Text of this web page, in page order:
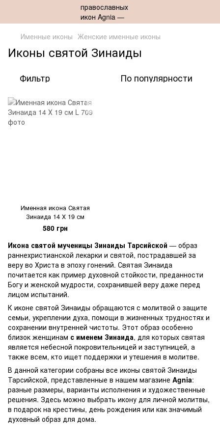
Именные иконы Женские именные иконы
Иконы святой Зинаиды
Фильтр По популярности
Именная икона Святая
Зинаида 14 Х 19 см
580 грн
Икона святой мученицы Зинаиды Тарсийской — образ
раннехристианской лекарки и святой, пострадавшей за
веру во Христа в эпоху гонений. Святая Зинаида
почитается как пример духовной стойкости, преданности
Богу и женской мудрости, сохранившей веру даже перед
лицом испытаний.
К иконе святой Зинаиды обращаются с молитвой о защите
семьи, укреплении духа, помощи в жизненных трудностях и
сохранении внутренней чистоты. Этот образ особенно
близок женщинам с именем Зинаида, для которых святая
является небесной покровительницей и заступницей, а
также всем, кто ищет поддержки и утешения в молитве.
В данной категории собраны все иконы святой Зинаиды
Тарсийской, представленные в нашем магазине Agnia:
разные размеры, варианты исполнения и художественные
решения. Здесь можно выбрать икону для личной молитвы,
в подарок на крестины, день рождения или как значимый
духовный образ для дома.